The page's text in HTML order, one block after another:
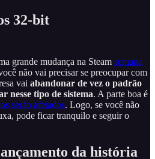
32-bit
grande mudança na Steam semana
não vai precisar se preocupar com
vai abandonar de vez o padrão
nesse tipo de sistema. A parte boa é
serão afetados. Logo, se você não
pode ficar tranquilo e seguir o
da história